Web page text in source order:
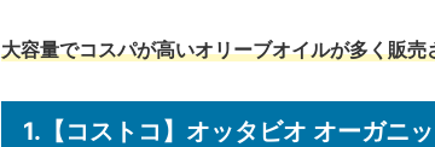
大容量でコスパが高いオリーブオイルが多く販売
1.【コストコ】オッタビオ オーガニ